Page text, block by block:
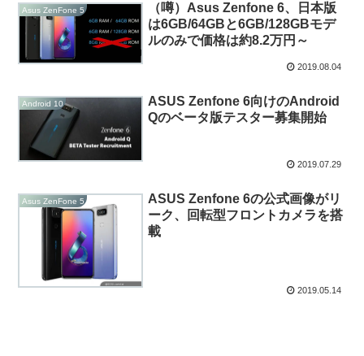
Asus ZenFone 5
（噂）Asus Zenfone 6、日本版
は6GB/64GBと6GB/128GBモデ
ルのみで価格は約8.2万円～
2019.08.04
Android 10
ASUS Zenfone 6向けのAndroid
Qのベータ版テスター募集開始
2019.07.29
Asus ZenFone 5
ASUS Zenfone 6の公式画像がリ
ーク、回転型フロントカメラを搭
載
2019.05.14